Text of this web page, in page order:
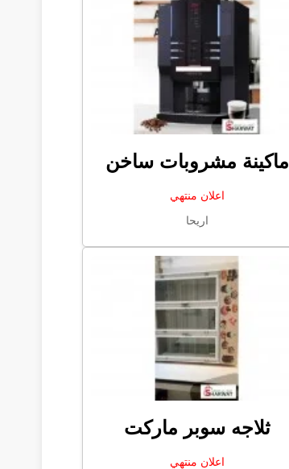
ماكينة مشروبات ساخن
اعلان منتهي
اريحا
ثلاجه سوبر ماركت
اعلان منتهي